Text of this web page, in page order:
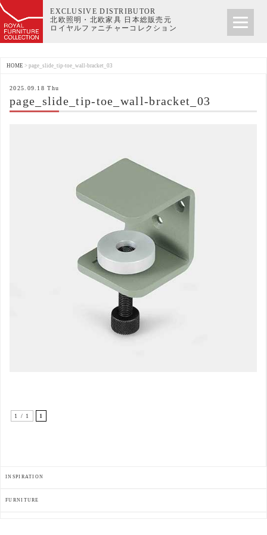
EXCLUSIVE DISTRIBUTOR
北欧照明・北欧家具 日本総販売元
ロイヤルファニチャーコレクション
HOME > page_slide_tip-toe_wall-bracket_03
2025.09.18 Thu
page_slide_tip-toe_wall-bracket_03
1 / 1 1
INSPIRATION
FURNITURE